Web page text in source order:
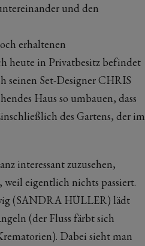
und den
erhaltenen
heute in Privatbesitz befindet
seinen Set-Designer CHRIS
Haus so umbauen, dass
des Gartens, der im
interessant zuzusehen,
weil eigentlich nichts passiert.
(SANDRA HÜLLER) lädt
(der Fluss färbt sich
Dabei sieht man